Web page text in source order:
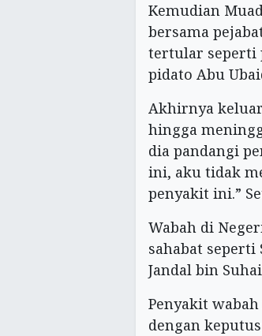
Kemudian
bersama
tertular seperti
pidato Abu
Akhirnya
hingga
dia pandangi
ini, aku tidak
penyakit ini.”
Wabah di
sahabat
Jandal bin
Penyakit
dengan